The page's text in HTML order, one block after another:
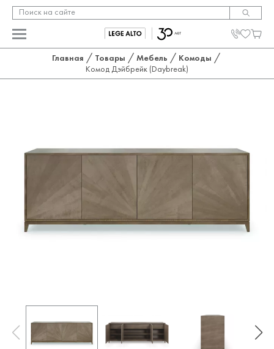
Главная / Товары / Мебель / Комоды /
Комод Дэйбрейк (Daybreak)